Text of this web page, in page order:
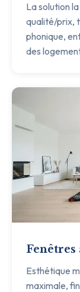
La solution
qualité/prix,
phonique,
des
Esthétique
maximale,